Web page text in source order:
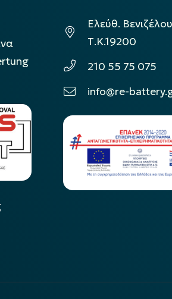
Ελεύθ.
Τ.Κ.19200
210 55 75 075
info@re-